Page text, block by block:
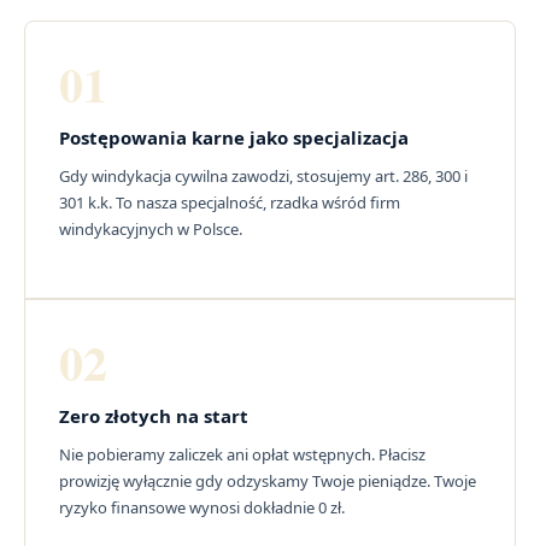
01
Postępowania karne jako specjalizacja
Gdy windykacja cywilna zawodzi, stosujemy art. 286, 300 i
301 k.k. To nasza specjalność, rzadka wśród firm
windykacyjnych w Polsce.
02
Zero złotych na start
Nie pobieramy zaliczek ani opłat wstępnych. Płacisz
prowizję wyłącznie gdy odzyskamy Twoje pieniądze. Twoje
ryzyko finansowe wynosi dokładnie 0 zł.